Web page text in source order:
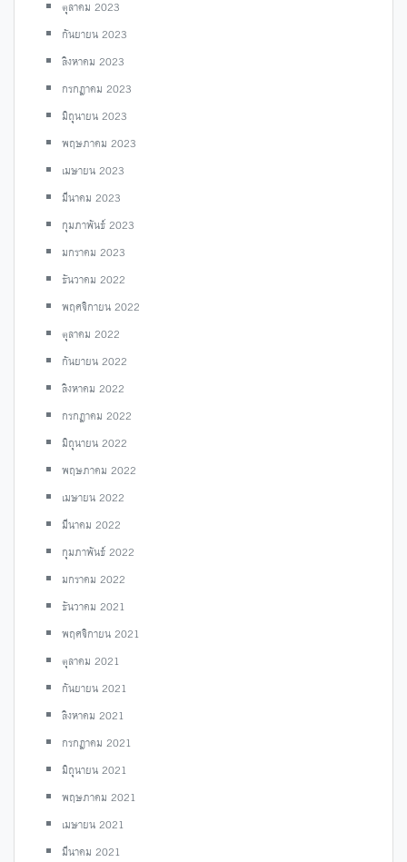
ตุลาคม 2023
กันยายน 2023
สิงหาคม 2023
กรกฎาคม 2023
มิถุนายน 2023
พฤษภาคม 2023
เมษายน 2023
มีนาคม 2023
กุมภาพันธ์ 2023
มกราคม 2023
ธันวาคม 2022
พฤศจิกายน 2022
ตุลาคม 2022
กันยายน 2022
สิงหาคม 2022
กรกฎาคม 2022
มิถุนายน 2022
พฤษภาคม 2022
เมษายน 2022
มีนาคม 2022
กุมภาพันธ์ 2022
มกราคม 2022
ธันวาคม 2021
พฤศจิกายน 2021
ตุลาคม 2021
กันยายน 2021
สิงหาคม 2021
กรกฎาคม 2021
มิถุนายน 2021
พฤษภาคม 2021
เมษายน 2021
มีนาคม 2021